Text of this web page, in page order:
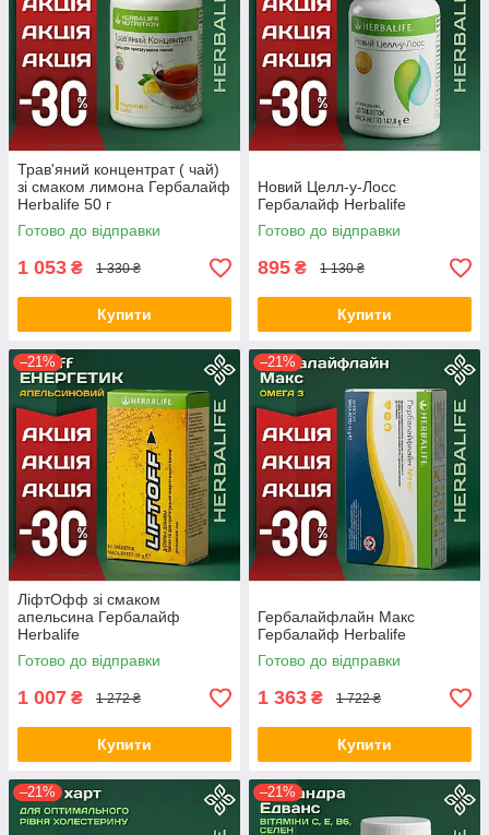
Трав'яний концентрат ( чай)
зі смаком лимона Гербалайф
Herbalife 50 г
Готово до відправки
1 053 ₴ 1 330 ₴
Купити
Новий Целл-у-Лосс
Гербалайф Herbalife
Готово до відправки
895 ₴ 1 130 ₴
Купити
–21%
ЛіфтОфф зі смаком
апельсина Гербалайф
Herbalife
Готово до відправки
1 007 ₴ 1 272 ₴
Купити
–21%
Гербалайфлайн Макс
Гербалайф Herbalife
Готово до відправки
1 363 ₴ 1 722 ₴
Купити
–21% –21%